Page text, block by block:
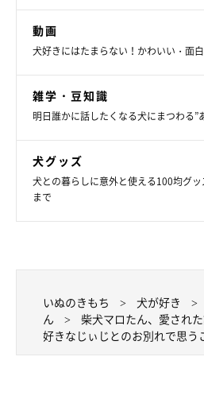
マロたんにどうすればスン！とでき
動画
犬好きにはたまらない！かわいい・面
雑学・豆知識
明日誰かに話したくなる犬にまつわる”
犬グッズ
犬との暮らしに意外と使える100均グ
まで
いぬのきもち 犬が好き
ん
柴犬マロたん、愛され
好きなじぃじとのお別れで思う